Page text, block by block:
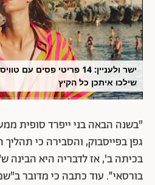
ישר ולעניין: 14 פריטי פסים עם
שילכו איתכן כל הקיץ
"בשנה הבאה בני ייפרד סופית
גפן בפייסבוק, והסבירה כי
בכיתה ב', אז לדבריה היא הבינה
בורסאי”. עוד כתבה כי מדובר